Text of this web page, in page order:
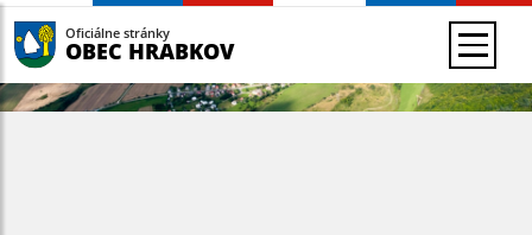
Oficiálne stránky
OBEC HRABKOV